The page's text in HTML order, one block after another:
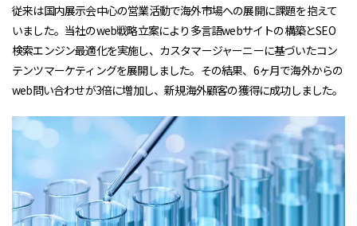
従来は国内展示会中心の営業活動で海外市場への展開に課題を抱えて
いました。当社のweb戦略立案により多言語webサイトの構築とSEO
検索エンジン最適化を実施し、カスタマージャーニーに基づいたコン
テンツマーケティングを展開しました。その結果、6ヶ月で海外からの
web問い合わせが3倍に増加し、新規海外顧客の獲得に成功しました。